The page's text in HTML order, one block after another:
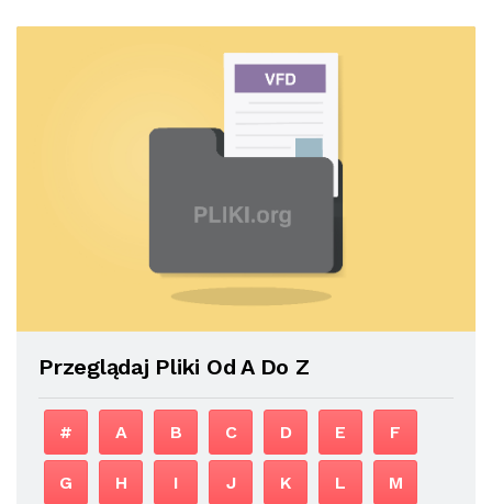
Przeglądaj Pliki Od A Do Z
# A B C D E F
G H I J K L M